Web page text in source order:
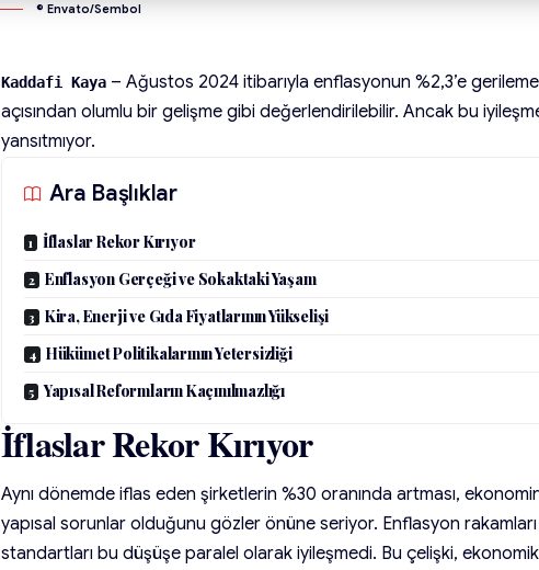
© Envato/Sembol
Kaddafi Kaya – Ağustos 2024 itibarıyla enflasyonun %2,3’e
açısından olumlu bir gelişme gibi değerlendirilebilir. Ancak bu
yansıtmıyor.
Ara Başlıklar
İflaslar Rekor Kırıyor
Enflasyon Gerçeği ve Sokaktaki Yaşam
Kira, Enerji ve Gıda Fiyatlarının Yükselişi
Hükümet Politikalarının Yetersizliği
Yapısal Reformların Kaçınılmazlığı
İflaslar Rekor Kırıyor
Aynı dönemde iflas eden şirketlerin %30 oranında artması,
yapısal sorunlar olduğunu gözler önüne seriyor. Enflasyon
standartları bu düşüşe paralel olarak iyileşmedi. Bu çelişki, ekonomik